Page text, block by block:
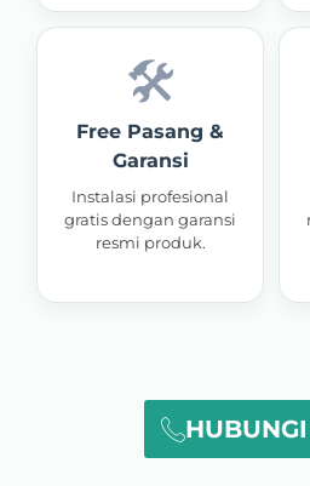
🛠️
Free Pasang &
Garansi
Instalasi profesional
gratis dengan garansi
resmi produk.